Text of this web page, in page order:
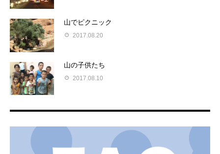
山でピクニック
2017.08.20
山の子供たち
2017.08.10